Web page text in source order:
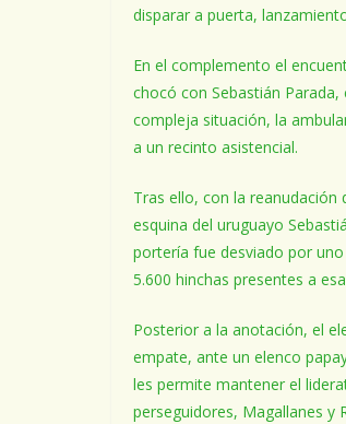
disparar a puerta,
En el complemento el
chocó con Sebastián
compleja situación, la
a un recinto asistencial.
Tras ello, con la
esquina del uruguayo
portería fue desviado por
5.600 hinchas presentes a
Posterior a la anotación, el
empate, ante un elenco
les permite mantener el
perseguidores, Magallanes y